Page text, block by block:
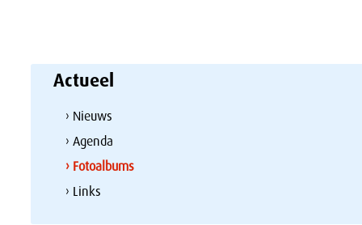
Actueel
› Nieuws
› Agenda
› Fotoalbums
› Links